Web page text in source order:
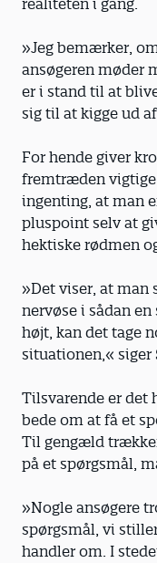
realiteten i gang.
»Jeg bemærker,
ansøgeren møder
er i stand til at
sig til at kigge ud
For hende giver
fremtræden
ingenting, at man
pluspoint selv at
hektiske rødmen
»Det viser, at man
nervøse i sådan
højt, kan det tage
situationen,« siger
Tilsvarende er det
bede om at få et
Til gengæld
på et spørgsmål,
»Nogle ansøgere
spørgsmål, vi
handler om. I